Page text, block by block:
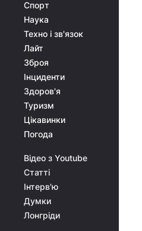
Спорт
Наука
Техно і зв'язок
Лайт
Зброя
Інциденти
Здоров'я
Туризм
Цікавинки
Погода
Відео з Youtube
Статті
Інтерв'ю
Думки
Лонгріди